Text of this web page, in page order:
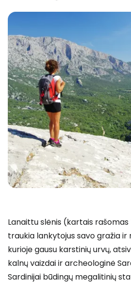
Lanaittu slėnis (kartais
traukia lankytojus savo gražia ir
kurioje gausu karstinių urvų,
kalnų vaizdai ir archeologinė
Sardinijai būdingų megalitinių
Tęsti el.